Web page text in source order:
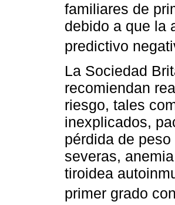
familiares de
debido a que la
predictivo
La Sociedad
recomiendan
riesgo, tales
inexplicados,
pérdida de
severas,
tiroidea
primer grado